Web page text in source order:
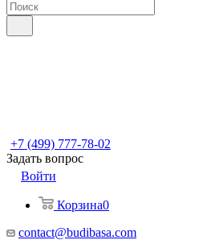
+7 (499) 777-78-02
Задать вопрос
Войти
Корзина0
contact@budibasa.com